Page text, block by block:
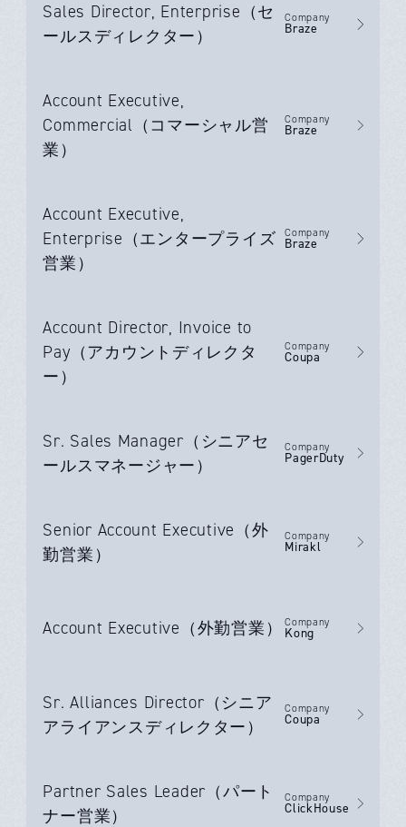
Sales Director, Enterprise（セ
ールスディレクター）
Company
Braze
Account Executive,
Commercial（コマーシャル営
業）
Company
Braze
Account Executive,
Enterprise（エンタープライズ
営業）
Company
Braze
Account Director, Invoice to
Pay（アカウントディレクタ
ー）
Company
Coupa
Sr. Sales Manager（シニアセ
ールスマネージャー）
Company
PagerDuty
Senior Account Executive（外
勤営業）
Company
Mirakl
Account Executive（外勤営業） Company
Kong
Sr. Alliances Director（シニア
アライアンスディレクター）
Company
Coupa
Partner Sales Leader（パート
ナー営業）
Company
ClickHouse